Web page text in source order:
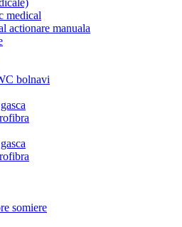
medical
actionare manuala
bolnavi
somiere